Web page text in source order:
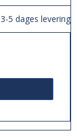
3-5 dages levering